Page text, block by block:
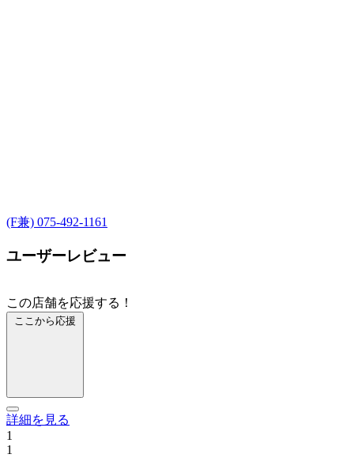
(F兼) 075-492-1161
ユーザーレビュー
この店舗を応援する！
ここから応援
詳細を見る
1
1